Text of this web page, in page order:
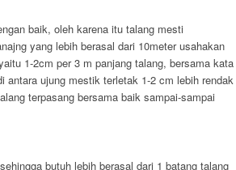
baik, oleh karena itu talang mesti
yang lebih berasal dari 10meter usahakan
1-2cm per 3 m panjang talang, bersama kata
ujung mestik terletak 1-2 cm lebih rendak
terpasang bersama baik sampai-sampai
butuh lebih berasal dari 1 batang talang